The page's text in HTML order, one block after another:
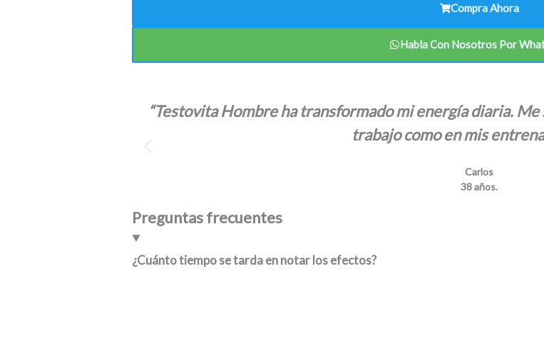
Compra Ahora
Habla Con Nosotros Por
“Testovita Hombre ha transformado mi energía diaria.
trabajo como en mis
Carlos
38 años.
Preguntas frecuentes
¿Cuánto tiempo se tarda en notar los efectos?